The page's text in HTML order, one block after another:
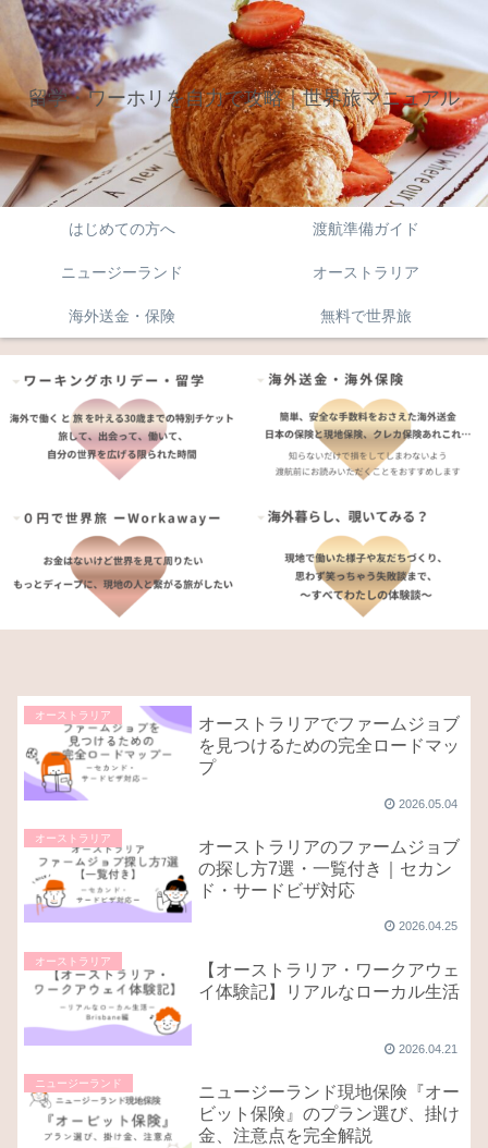
留学・ワーホリを自力で攻略｜世界旅マニュアル
はじめての方へ 渡航準備ガイド
ニュージーランド オーストラリア
海外送金・保険 無料で世界旅
オーストラリア
オーストラリアでファームジョブ
を見つけるための完全ロードマッ
プ
2026.05.04
オーストラリア
オーストラリアのファームジョブ
の探し方7選・一覧付き｜セカン
ド・サードビザ対応
2026.04.25
オーストラリア
【オーストラリア・ワークアウェ
イ体験記】リアルなローカル生活
2026.04.21
ニュージーランド
ニュージーランド現地保険『オー
ビット保険』のプラン選び、掛け
金、注意点を完全解説